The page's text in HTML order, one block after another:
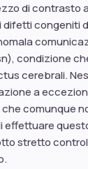
di contrasto
difetti congeniti
condizione
cerebrali.
a
comunque
effettuare
stretto